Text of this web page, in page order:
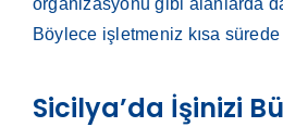
Böylece işletmeniz kısa
Sicilya’da İşinizi